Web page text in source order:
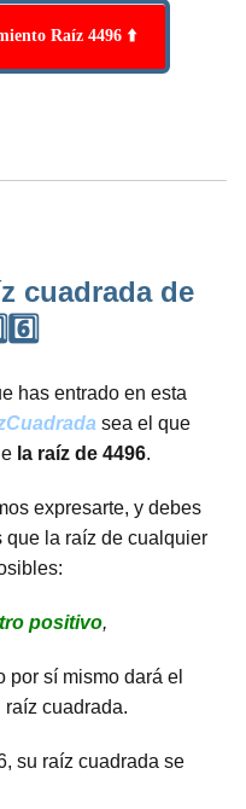
Raíz 4496 ⬆️
cuadrada de
has entrado en esta
sea el que
la raíz de 4496.
expresarte, y debes
que la raíz de cualquier
positivo,
por sí mismo dará el
cuadrada.
su raíz cuadrada se